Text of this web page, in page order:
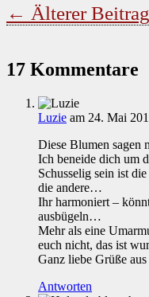
← Älterer Beitrag
17 Kommentare
Luzie am 24. Mai
Diese Blumen sagen
Ich beneide dich um
Schusselig sein ist
die andere…
Ihr harmoniert –
ausbügeln…
Mehr als eine
euch nicht, das ist
Ganz liebe Grüße
Antworten